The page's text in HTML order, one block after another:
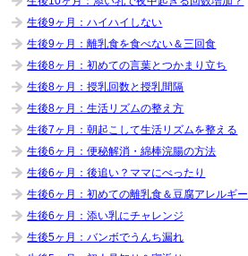
生後9ヶ月：ハイハイしない
生後9ヶ月：離乳食を食べない＆三回食
生後8ヶ月：初めての言葉とつかまり立ち
生後8ヶ月：授乳回数と授乳間隔
生後8ヶ月：生活リズムの整え方
生後7ヶ月：朝起こして生活リズムを整える
生後6ヶ月：便秘解消・綿棒浣腸の方法
生後6ヶ月：後追い？ママにべったり
生後6ヶ月：初めての離乳食＆豆腐アレルギー
生後6ヶ月：添い乳にチャレンジ
生後5ヶ月：バンボでうんち漏れ